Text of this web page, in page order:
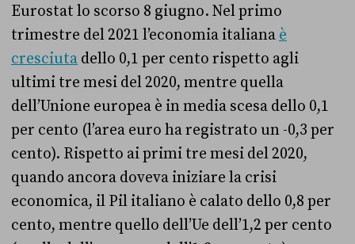
Eurostat lo scorso 8 giugno. Nel primo
trimestre del 2021 l’economia italiana è
cresciuta dello 0,1 per cento rispetto agli
ultimi tre mesi del 2020, mentre quella
dell’Unione europea è in media scesa dello 0,1
per cento (l’area euro ha registrato un -0,3 per
cento). Rispetto ai primi tre mesi del 2020,
quando ancora doveva iniziare la crisi
economica, il Pil italiano è calato dello 0,8 per
cento, mentre quello dell’Ue dell’1,2 per cento